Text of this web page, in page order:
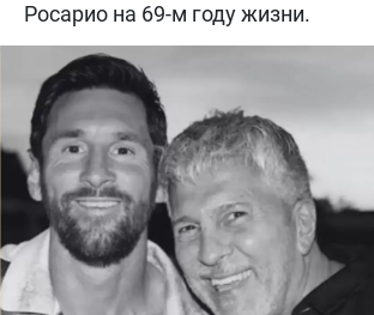
Росарио на 69-м году жизни.